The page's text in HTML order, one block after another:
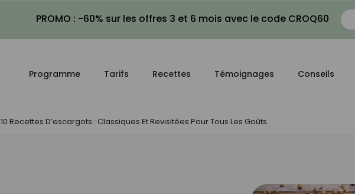
PROMO : -60% sur les offres 3 et 6 mois avec le code CROQ60
Programme Tarifs Recettes Témoignages Conseils
10 Recettes D’escargots : Classiques Et Revisitées Pour Tous Les Goûts